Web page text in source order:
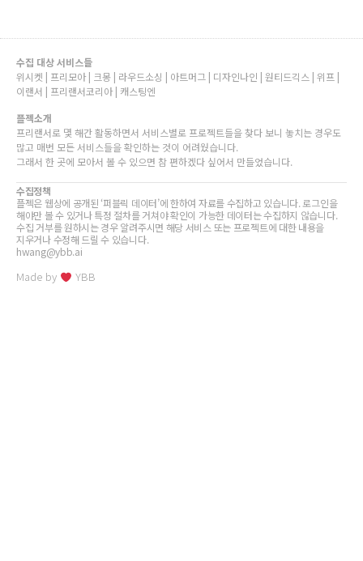
수집 대상 서비스들
위시켓 | 프리모아 | 크몽 | 라우드소싱 | 아트머그 | 디자인나인 | 원티드긱스 | 위프 |
이랜서 | 프리랜서코리아 | 캐스팅엔
플젝소개
프리랜서로 몇 해간 활동하면서 서비스별로 프로젝트들을 찾다 보니 놓치는 경우도
많고 매번 모든 서비스들을 확인하는 것이 어려웠습니다.
그래서 한 곳에 모아서 볼 수 있으면 참 편하겠다 싶어서 만들었습니다.
수집정책
플젝은 웹상에 공개된 ‘퍼블릭 데이터’에 한하여 자료를 수집하고 있습니다. 로그인을
해야만 볼 수 있거나 특정 절차를 거쳐야 확인이 가능한 데이터는 수집하지 않습니다.
수집 거부를 원하시는 경우 알려주시면 해당 서비스 또는 프로젝트에 대한 내용을
지우거나 수정해 드릴 수 있습니다.
hwang@ybb.ai
Made by YBB